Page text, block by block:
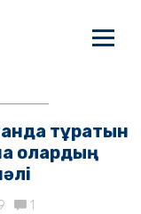
тұратын
олардың
1